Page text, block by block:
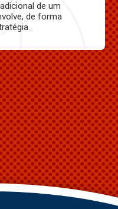
de um
de forma